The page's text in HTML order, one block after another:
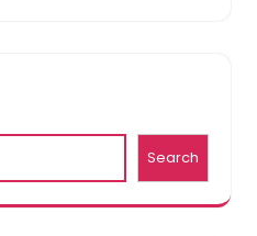
Search